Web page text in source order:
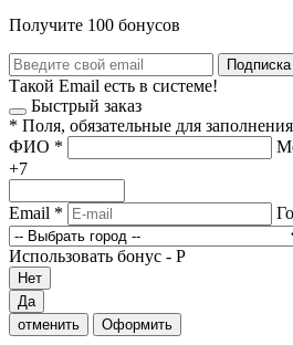
Получите 100 бонусов
Подписка
Такой Email есть в системе!
Быстрый заказ
* Поля, обязательные для заполнения
ФИО *
+7
Email *
Использовать бонус - Р
Нет
Да
отменить
Оформить